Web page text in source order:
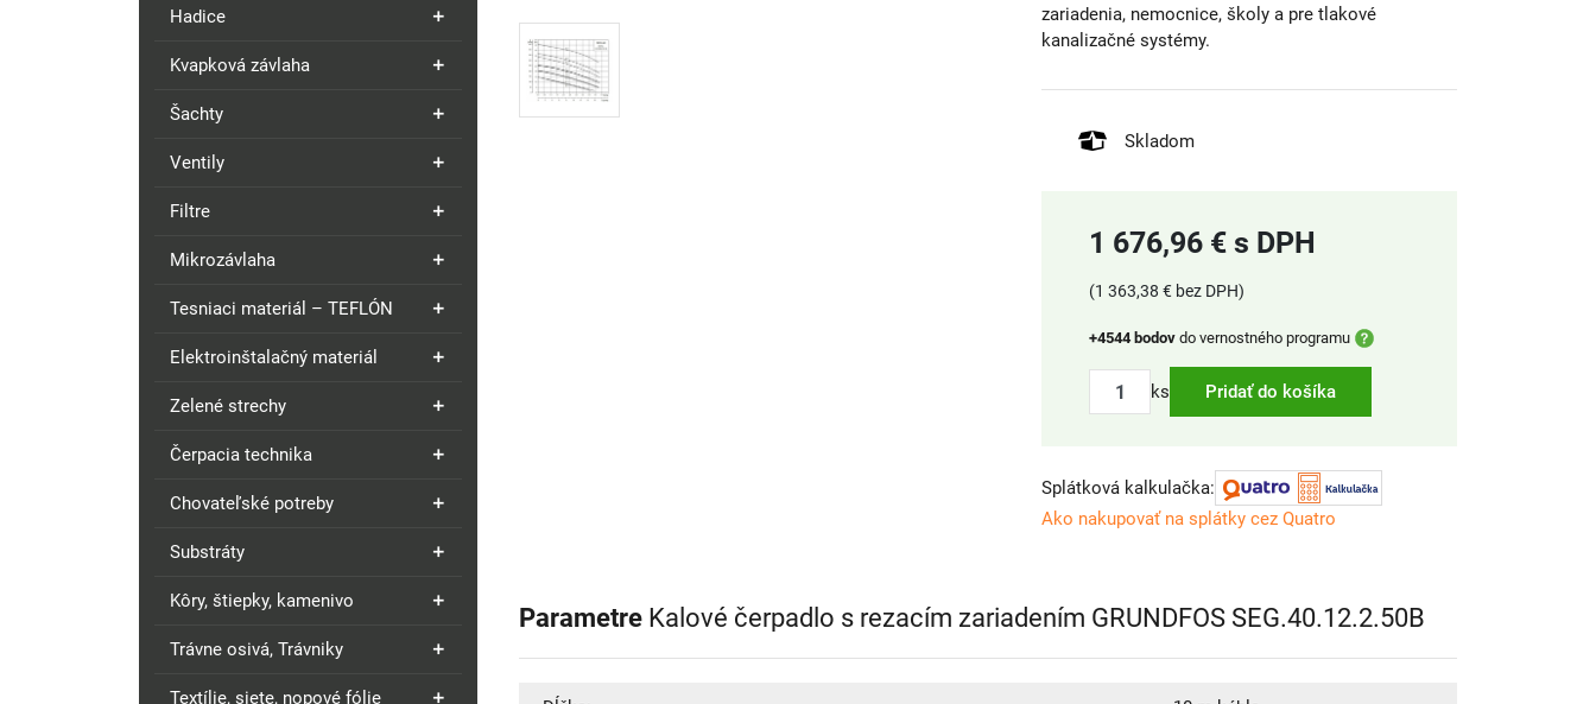
Hadice
Kvapková závlaha
Šachty
Ventily
Filtre
Mikrozávlaha
Tesniaci materiál – TEFLÓN
Elektroinštalačný materiál
Zelené strechy
Čerpacia technika
Chovateľské potreby
Substráty
Kôry, štiepky, kamenivo
Trávne osivá, Trávniky
Textílie, siete, nopové fólie
zariadenia, nemocnice, školy a pre tlakové
kanalizačné systémy.
Skladom
1 676,96 € s DPH
(1 363,38 € bez DPH)
+4544 bodov do vernostného programu
ks Pridať do košíka
Splátková kalkulačka:
Ako nakupovať na splátky cez Quatro
Parametre Kalové čerpadlo s rezacím zariadením GRUNDFOS SEG.40.12.2.50B